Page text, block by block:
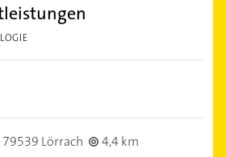
79539 Lörrach
4,4 km